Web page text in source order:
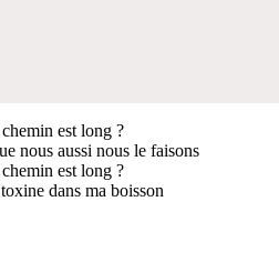
est long ?
nous aussi nous le faisons
est long ?
dans ma boisson